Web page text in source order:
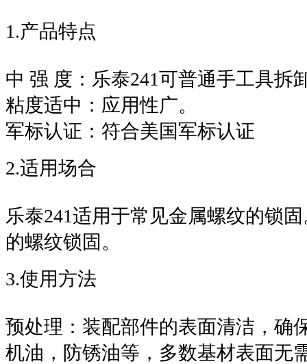
1.产品特点
中 强 度：乐泰241可普通手工具拆
粘度适中：应用性广。
军标认证：符合美国军标认证
2.适用场合
乐泰241适用于常见金属螺纹的锁
的螺纹锁固。
3.使用方法
预处理：装配部件的表面清洁，确
机油，防锈油等，多数基材表面无